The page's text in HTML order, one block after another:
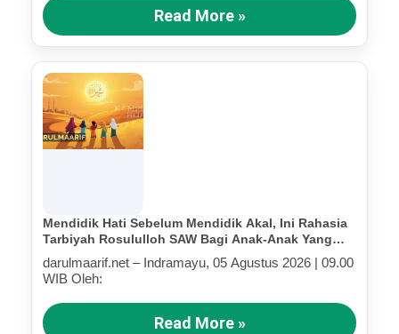
Read More »
Mendidik Hati Sebelum Mendidik Akal, Ini Rahasia
Tarbiyah Rosululloh SAW Bagi Anak-Anak Yang
Terluka (Bagian III)
darulmaarif.net – Indramayu, 05 Agustus 2026 | 09.00
WIB Oleh:
Read More »